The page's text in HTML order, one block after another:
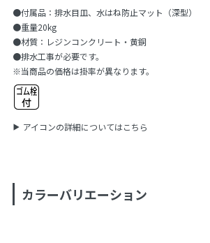
●付属品：排水目皿、水はね防止マット（深型）
●重量20kg
●材質：レジンコンクリート・黄銅
●排水工事が必要です。
※当商品の価格は掛率が異なります。
アイコンの詳細についてはこちら
カラーバリエーション